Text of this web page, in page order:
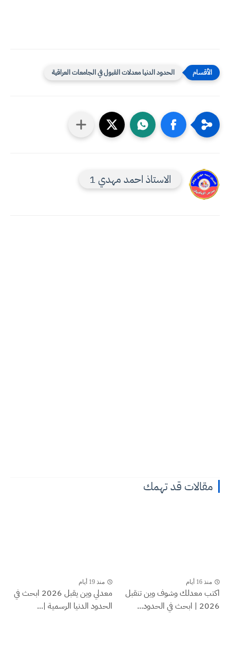
الحدود الدنيا معدلات القبول في الجامعات العراقية
الاستاذ احمد مهدي 1
مقالات قد تهمك
منذ 16 أيام
اكتب معدلك وشوف وين تنقبل
2026 | ابحث في الحدود...
منذ 19 أيام
معدلي وين يقبل 2026 ابحث في
الحدود الدنيا الرسمية |...